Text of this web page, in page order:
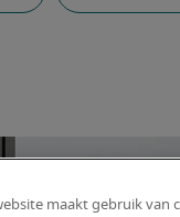
maakt gebruik van